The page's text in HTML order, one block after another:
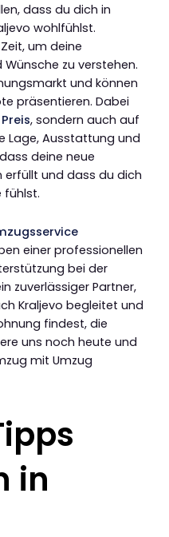
dass du dich in
wohlfühlst.
um deine
zu verstehen.
und können
präsentieren. Dabei
Preis, sondern auch auf
Lage, Ausstattung und
deine neue
erfüllt und dass du dich
fühlst.
einer professionellen
bei der
zuverlässiger Partner,
Kraljevo begleitet und
findest, die
uns noch heute und
mit Umzug
in